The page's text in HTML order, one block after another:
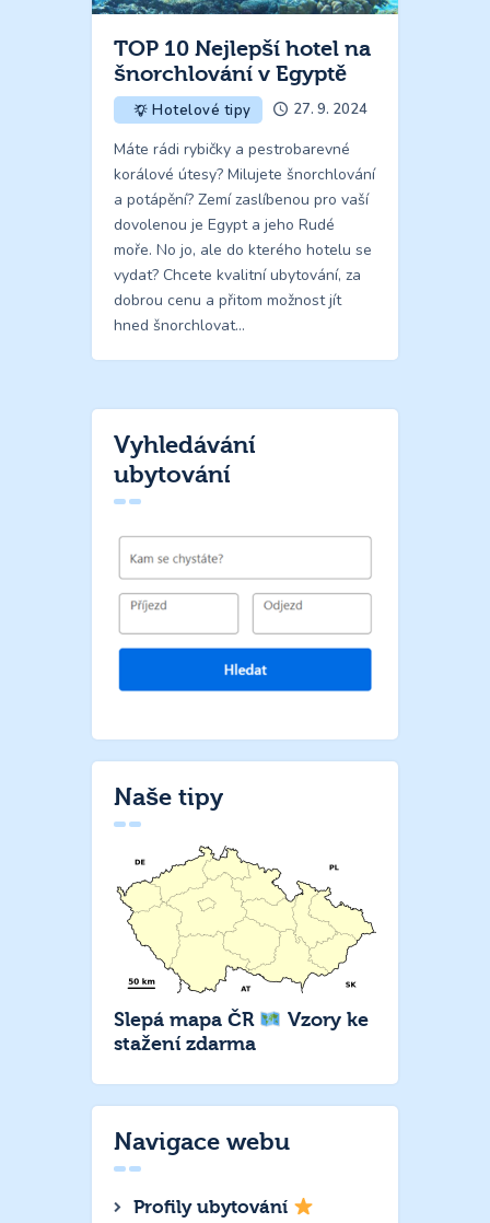
TOP 10 Nejlepší hotel na
šnorchlování v Egyptě
Hotelové tipy 27. 9. 2024
Máte rádi rybičky a pestrobarevné
korálové útesy? Milujete šnorchlování
a potápění? Zemí zaslíbenou pro vaší
dovolenou je Egypt a jeho Rudé
moře. No jo, ale do kterého hotelu se
vydat? Chcete kvalitní ubytování, za
dobrou cenu a přitom možnost jít
hned šnorchlovat…
Vyhledávání
ubytování
Naše tipy
Slepá mapa ČR
Vzory ke
stažení zdarma
Navigace webu
Profily ubytování